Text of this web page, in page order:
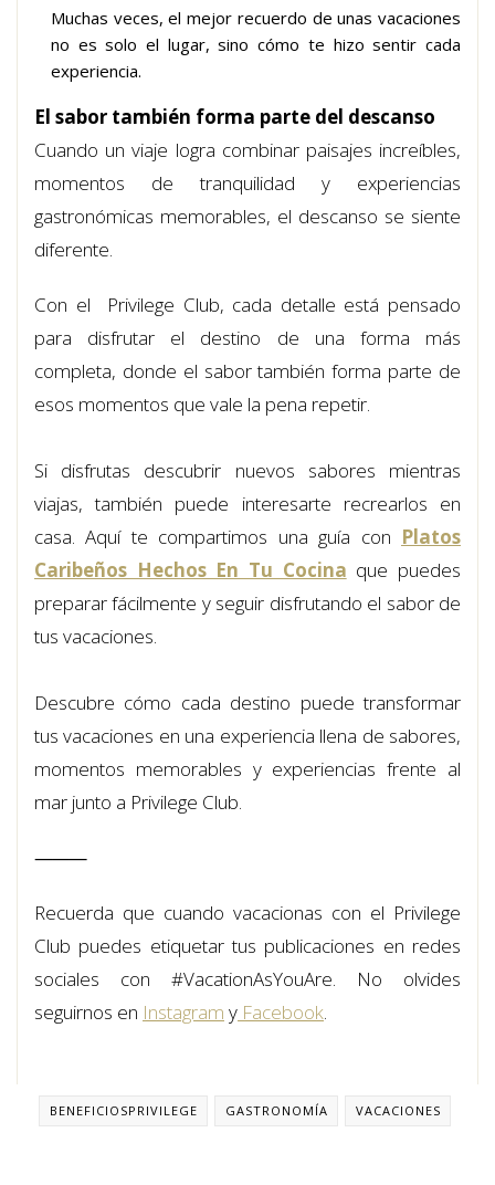
Muchas veces, el mejor recuerdo de unas vacaciones
no es solo el lugar, sino cómo te hizo sentir cada
experiencia.
El sabor también forma parte del descanso
Cuando un viaje logra combinar paisajes increíbles,
momentos de tranquilidad y experiencias
gastronómicas memorables, el descanso se siente
diferente.
Con el Privilege Club, cada detalle está pensado
para disfrutar el destino de una forma más
completa, donde el sabor también forma parte de
esos momentos que vale la pena repetir.
Si disfrutas descubrir nuevos sabores mientras
viajas, también puede interesarte recrearlos en
casa. Aquí te compartimos una guía con Platos
Caribeños Hechos En Tu Cocina que puedes
preparar fácilmente y seguir disfrutando el sabor de
tus vacaciones.
Descubre cómo cada destino puede transformar
tus vacaciones en una experiencia llena de sabores,
momentos memorables y experiencias frente al
mar junto a Privilege Club.
⸻
Recuerda que cuando vacacionas con el Privilege
Club puedes etiquetar tus publicaciones en redes
sociales con #VacationAsYouAre. No olvides
seguirnos en Instagram y Facebook.
BENEFICIOSPRIVILEGE GASTRONOMÍA VACACIONES